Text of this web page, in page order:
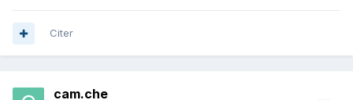
Citer
cam.che